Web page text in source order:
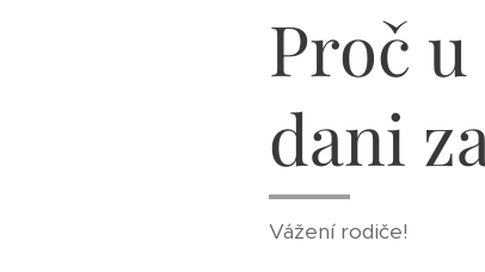
Proč
dani
Vážení rodiče!